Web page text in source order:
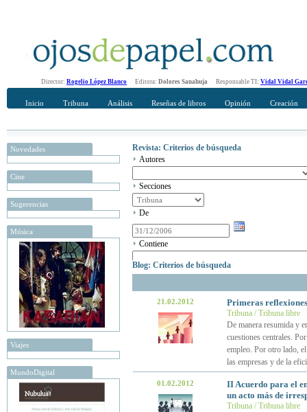
Director: Rogelio López Blanco Editora: Dolores Sanahuja Responsable TI: Vidal Vidal
Inicio Tribuna Análisis Reseñas de libros Opinión Creación
Novedades
Cine
Sugerencias
Música
Viajes
MundoDigital
Revista: Criterios de búsqueda
Autores
Secciones
De
Contiene
Blog: Criterios de búsqueda
21.02.2012 Primeras
Tribuna / Tribuna libre
De manera resumida y
cuestiones centrales.
empleo. Por otro lado,
las empresas y de la
01.02.2012
II Acuerdo para el
un acto más de
Tribuna / Tribuna libre